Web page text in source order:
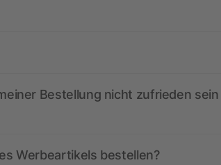
Bestellung nicht zufrieden sein
Werbeartikels bestellen?